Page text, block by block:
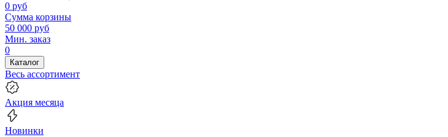
0 руб
Сумма корзины
50 000 руб
Мин. заказ
0
Каталог
Весь ассортимент
Акция месяца
Новинки